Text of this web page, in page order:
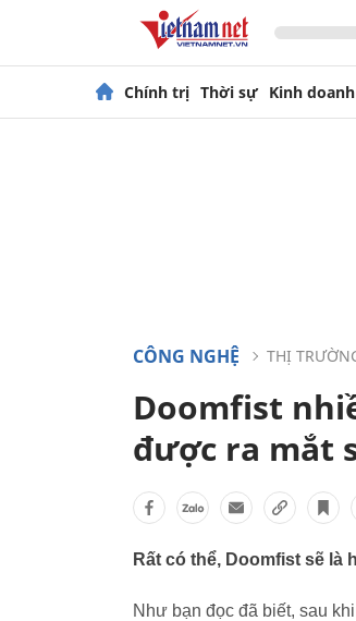
Chính trị Thời sự Kinh doanh
CÔNG NGHỆ THỊ
Doomfist
được ra mắt
Rất có thể, Doomfist sẽ là
Như bạn đọc đã biết, sau